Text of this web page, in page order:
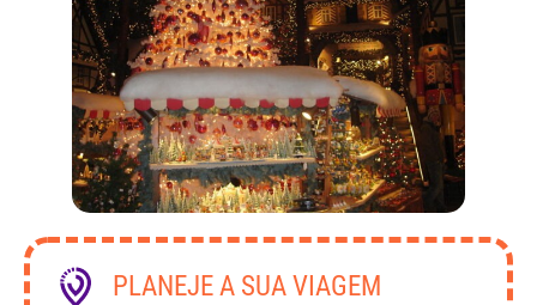
PLANEJE A SUA VIAGEM